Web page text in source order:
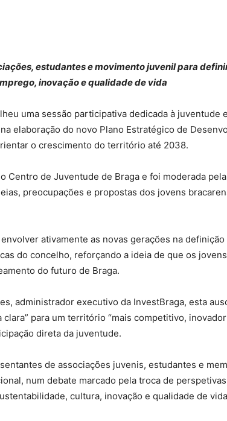
estudantes e movimento juvenil para
inovação e qualidade de vida
uma sessão participativa dedicada à juventude
elaboração do novo Plano Estratégico de
o crescimento do território até 2038.
Centro de Juventude de Braga e foi moderada
preocupações e propostas dos jovens
ativamente as novas gerações na
do concelho, reforçando a ideia de que os
do futuro de Braga.
administrador executivo da InvestBraga, esta
clara” para um território “mais competitivo,
direta da juventude.
de associações juvenis, estudantes e
num debate marcado pela troca de
cultura, inovação e qualidade de